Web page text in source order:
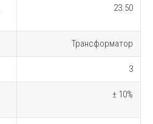
23.50
Трансформатор
3
± 10%